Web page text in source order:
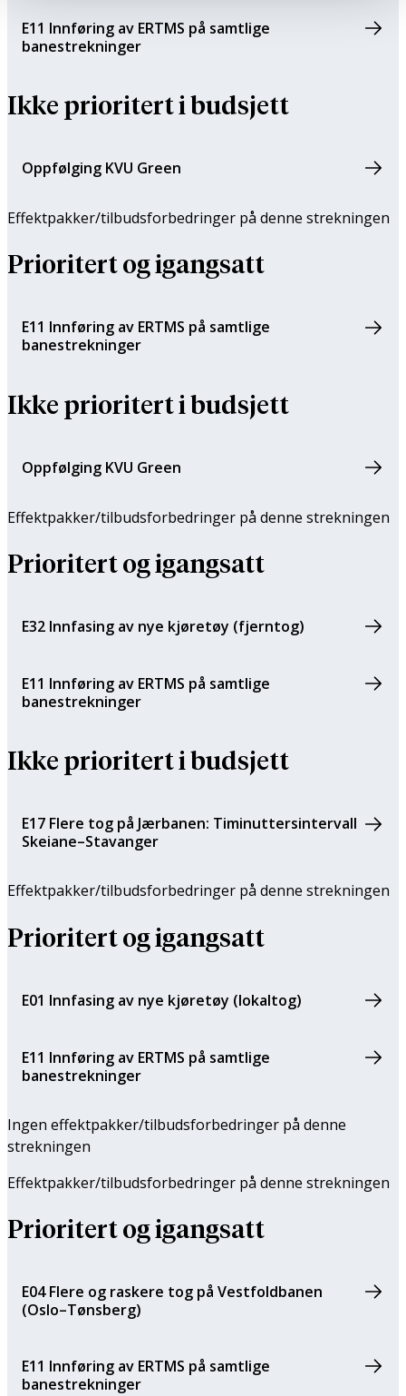
E11 Innføring av ERTMS på samtlige
banestrekninger
Ikke prioritert i budsjett
Oppfølging KVU Green
Effektpakker/tilbuds­forbedringer på denne strekningen
Prioritert og igangsatt
E11 Innføring av ERTMS på samtlige
banestrekninger
Ikke prioritert i budsjett
Oppfølging KVU Green
Effektpakker/tilbuds­forbedringer på denne strekningen
Prioritert og igangsatt
E32 Innfasing av nye kjøretøy (fjerntog)
E11 Innføring av ERTMS på samtlige
banestrekninger
Ikke prioritert i budsjett
E17 Flere tog på Jærbanen: Timinuttersintervall
Skeiane–Stavanger
Effektpakker/tilbuds­forbedringer på denne strekningen
Prioritert og igangsatt
E01 Innfasing av nye kjøretøy (lokaltog)
E11 Innføring av ERTMS på samtlige
banestrekninger
Ingen effektpakker/tilbuds­forbedringer på denne
strekningen
Effektpakker/tilbuds­forbedringer på denne strekningen
Prioritert og igangsatt
E04 Flere og raskere tog på Vestfoldbanen
(Oslo–Tønsberg)
E11 Innføring av ERTMS på samtlige
banestrekninger